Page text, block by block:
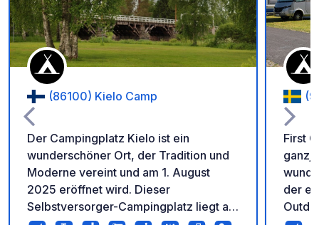
(86100) Kielo Camp
Der Campingplatz Kielo ist ein
wunderschöner Ort, der Tradition und
Moderne vereint und am 1. August
2025 eröffnet wird. Dieser
Selbstversorger-Campingplatz liegt auf
First
der